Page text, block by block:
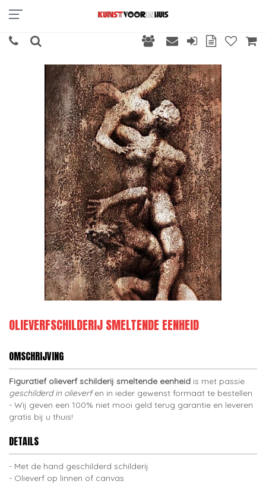
OLIEVERFSCHILDERIJ SMELTENDE EENHEID
OMSCHRIJVING
Figuratief olieverf schilderij smeltende eenheid is met passie
geschilderd in olieverfen in ieder gewenst formaat te bestellen
- Wij geven een 100% niet mooi geld terug garantie en leveren
gratis bij u thuis!
DETAILS
Met de hand geschilderd schilderij
Olieverf op linnen of canvas